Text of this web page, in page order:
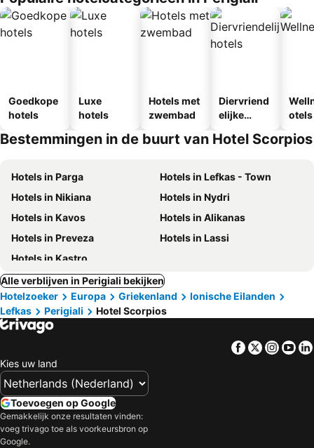
Goedkope
hotels
Luxe
hotels
Hotels met
zwembad
Diervriend
elijke
otels
Bestemmingen in de buurt van Hotel Scorpios
Hotels in Parga
Hotels in Lefkas - Town
Hotels in Nikiana
Hotels in Nydri
Hotels in Kavos
Hotels in Alikanas
Hotels in Preveza
Hotels in Lassi
Hotels in Kastro
Alle verblijven in Perigiali bekijken
Hotelzoeker
Europa Griekenland
Ionische Eilanden
Lefkas
Perigiali Hotel Scorpios
Facebook
Twitter
Kies uw land
Toevoegen op Google
Gemakkelijk onze resultaten vinden:
voeg trivago toe als voorkeursbron op
Google.